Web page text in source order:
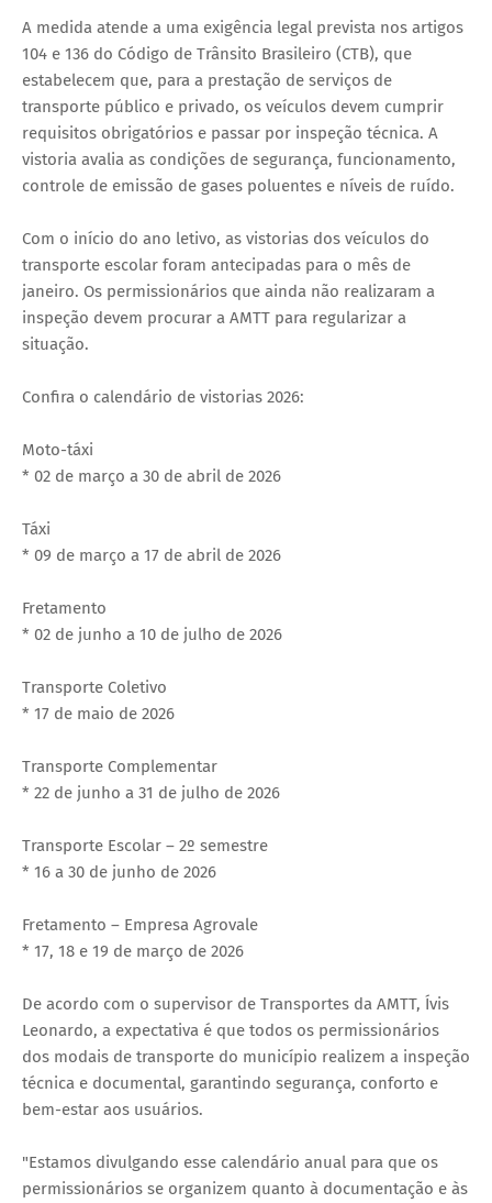
A medida atende a uma exigência legal prevista nos artigos
104 e 136 do Código de Trânsito Brasileiro (CTB), que
estabelecem que, para a prestação de serviços de
transporte público e privado, os veículos devem cumprir
requisitos obrigatórios e passar por inspeção técnica. A
vistoria avalia as condições de segurança, funcionamento,
controle de emissão de gases poluentes e níveis de ruído.
Com o início do ano letivo, as vistorias dos veículos do
transporte escolar foram antecipadas para o mês de
janeiro. Os permissionários que ainda não realizaram a
inspeção devem procurar a AMTT para regularizar a
situação.
Confira o calendário de vistorias 2026:
Moto-táxi
* 02 de março a 30 de abril de 2026
Táxi
* 09 de março a 17 de abril de 2026
Fretamento
* 02 de junho a 10 de julho de 2026
Transporte Coletivo
* 17 de maio de 2026
Transporte Complementar
* 22 de junho a 31 de julho de 2026
Transporte Escolar – 2º semestre
* 16 a 30 de junho de 2026
Fretamento – Empresa Agrovale
* 17, 18 e 19 de março de 2026
De acordo com o supervisor de Transportes da AMTT, Ívis
Leonardo, a expectativa é que todos os permissionários
dos modais de transporte do município realizem a inspeção
técnica e documental, garantindo segurança, conforto e
bem-estar aos usuários.
"Estamos divulgando esse calendário anual para que os
permissionários se organizem quanto à documentação e às